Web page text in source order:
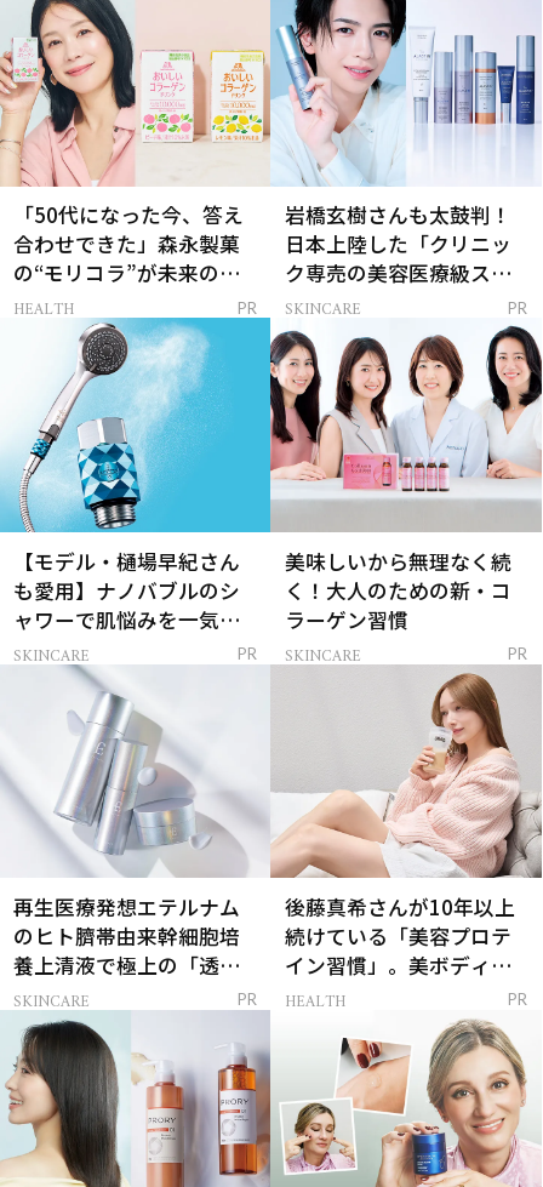
「50代になった今、答え
合わせできた」森永製菓
の“モリコラ”が未来のキ
レイを連れてくる！
HEALTH PR
岩橋玄樹さんも太鼓判！
日本上陸した「クリニッ
ク専売の美容医療級スキ
ンケア」
SKINCARE PR
【モデル・樋場早紀さん
も愛用】ナノバブルのシ
ャワーで肌悩みを一気に
解決
SKINCARE PR
美味しいから無理なく続
く！大人のための新・コ
ラーゲン習慣
SKINCARE PR
再生医療発想エテルナム
のヒト臍帯由来幹細胞培
養上清液で極上の「透明
感ハリ肌」へ
SKINCARE PR
後藤真希さんが10年以上
続けている「美容プロテ
イン習慣」。美ボディを
支える朝ルーティンと
HEALTH PR